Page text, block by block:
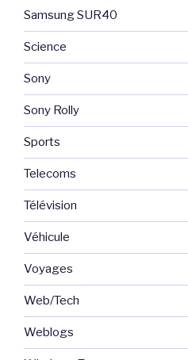
Samsung SUR40
Science
Sony
Sony Rolly
Sports
Telecoms
Télévision
Véhicule
Voyages
Web/Tech
Weblogs